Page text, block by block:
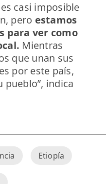
casi imposible
pero estamos
para ver como
Mientras
que unan sus
por este país,
pueblo”, indica
Etiopía